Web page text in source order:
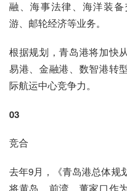
融、海事法律、海洋装
游、邮轮经济等业务。
根据规划，青岛港将加快
易港、金融港、数智港转
际航运中心竞争力。
03
竞合
去年9月，《青岛港总体规
将黄岛、前湾、董家口作